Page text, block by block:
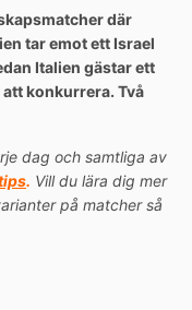
där
tar emot ett Israel
Italien gästar ett
konkurrera. Två
dag och samtliga av
. Vill du lära dig mer
på matcher så